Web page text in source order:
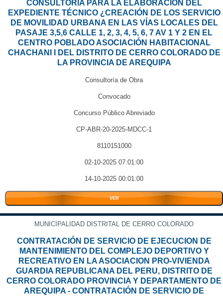
CONSULTORÍA PARA LA ELABORACIÓN DEL
EXPEDIENTE TÉCNICO ¿CREACIÓN DE LOS SERVICIO
DE MOVILIDAD URBANA EN LAS VÍAS LOCALES DEL
PASAJE 3,5,6 CALLE 1, 2, 3, 4, 5, 6, 7 AV 1 Y 2 EN EL
CENTRO POBLADO ASOCIACIÓN HABITACIONAL
CHACHANI I DEL DISTRITO DE CERRO COLORADO DE
LA PROVINCIA DE AREQUIPA
Consultoría de Obra
Convocado
Concurso Público Abreviado
CP-ABR-20-2025-MDCC-1
8110151000
02-10-2025 07:01:00
14-10-2025 00:01:00
VER
MUNICIPALIDAD DISTRITAL DE CERRO COLORADO
CONTRATACIÓN DE SERVICIO DE EJECUCION DE
MANTENIMIENTO DEL COMPLEJO DEPORTIVO Y
RECREATIVO EN LA ASOCIACION PRO-VIVIENDA
GUARDIA REPUBLICANA DEL PERU, DISTRITO DE
CERRO COLORADO PROVINCIA Y DEPARTAMENTO DE
AREQUIPA - CONTRATACIÓN DE SERVICIO DE